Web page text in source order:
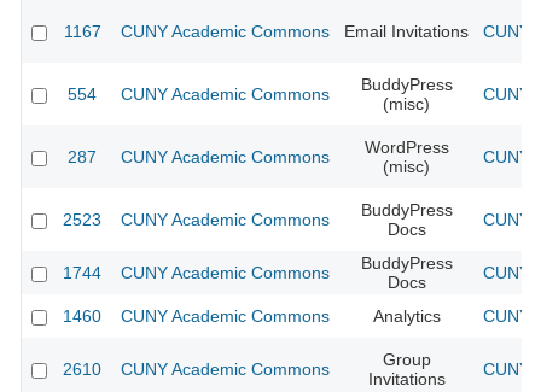
1167 CUNY Academic Commons Email Invitations CUNY
554 CUNY Academic Commons
BuddyPress
(misc)
CUNY
287 CUNY Academic Commons
WordPress
(misc)
CUNY
2523 CUNY Academic Commons
BuddyPress
Docs
CUNY
1744 CUNY Academic Commons
BuddyPress
Docs
CUNY
1460 CUNY Academic Commons Analytics CUNY
2610 CUNY Academic Commons
Group
Invitations
CUNY